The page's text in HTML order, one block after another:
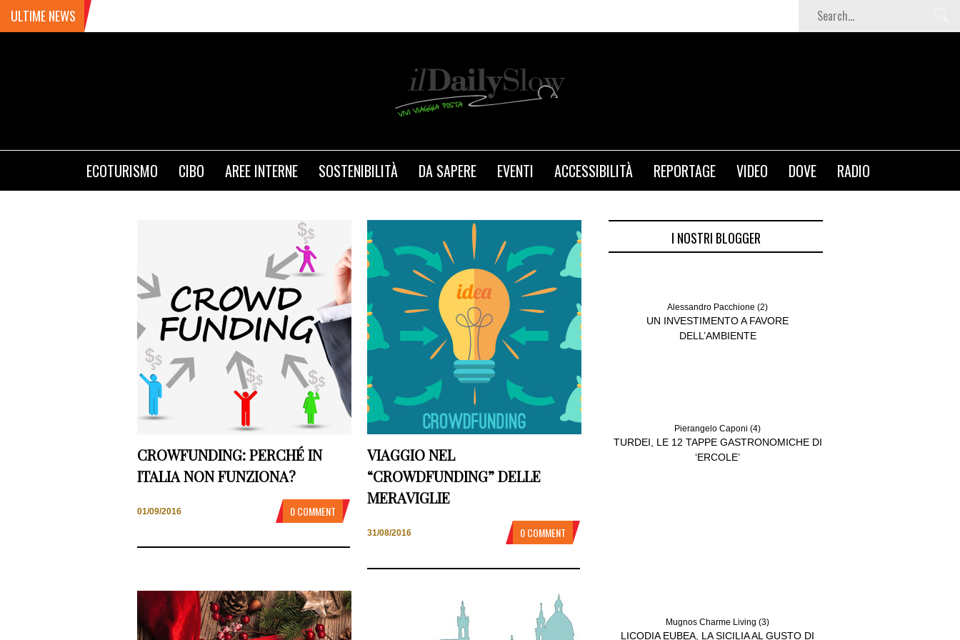
ULTIME NEWS
ECOTURISMO CIBO AREE INTERNE SOSTENIBILITÀ DA SAPERE EVENTI ACCESSIBILITÀ REPORTAGE VIDEO DOVE RADIO
CROWFUNDING: PERCHÉ IN
ITALIA NON FUNZIONA?
01/09/2016 0 COMMENT
VIAGGIO NEL
“CROWDFUNDING” DELLE
MERAVIGLIE
31/08/2016 0 COMMENT
I NOSTRI BLOGGER
Alessandro Pacchione (2)
UN INVESTIMENTO A FAVORE
DELL’AMBIENTE
Pierangelo Caponi (4)
TURDEI, LE 12 TAPPE GASTRONOMICHE DI
‘ERCOLE’
Mugnos Charme Living (3)
LICODIA EUBEA, LA SICILIA AL GUSTO DI